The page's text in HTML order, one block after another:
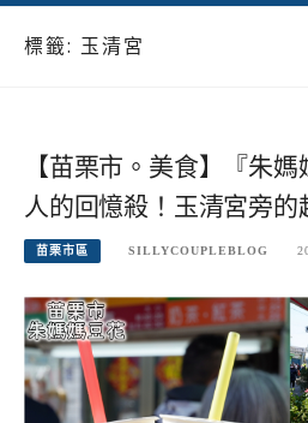
標籤: 玉清宮
【苗栗市。美食】『朱
人的回憶殺！玉清宮旁的
苗栗市區 SILLYCOUPLEBLOG